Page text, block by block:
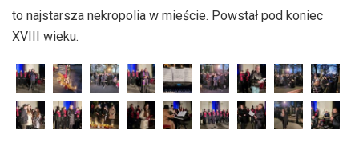
to najstarsza nekropolia w mieście. Powstał pod koniec
XVIII wieku.